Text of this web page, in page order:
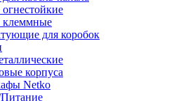
клеммные
для коробок
корпуса
Netko